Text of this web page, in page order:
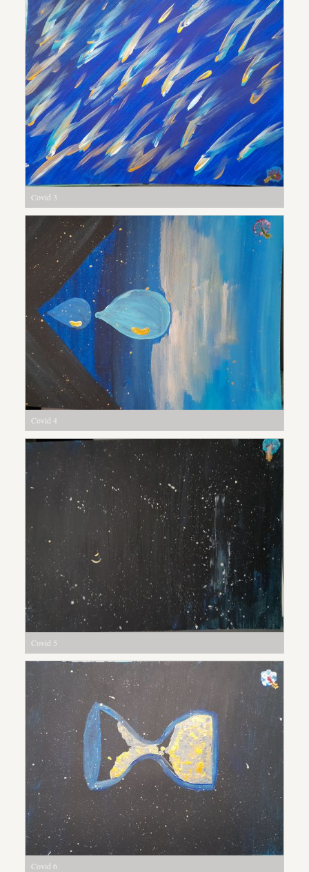
Covid 3
Covid 4
Covid 5
Covid 6